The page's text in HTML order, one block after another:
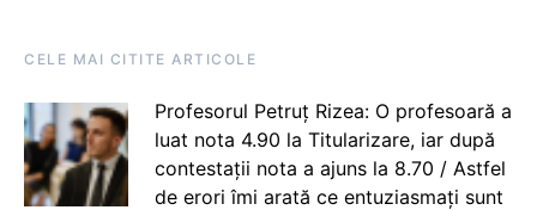
CELE MAI CITITE ARTICOLE
Profesorul Petruț Rizea: O profesoară a
luat nota 4.90 la Titularizare, iar după
contestații nota a ajuns la 8.70 / Astfel
de erori îmi arată ce entuziasmați sunt